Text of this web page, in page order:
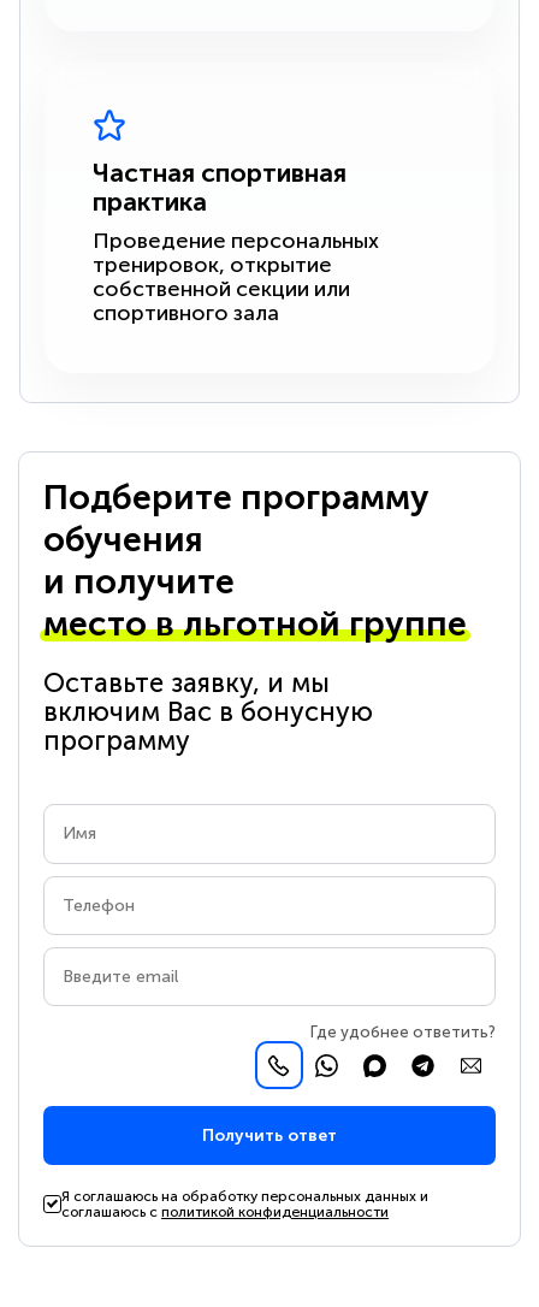
Частная спортивная
практика
Проведение персональных
тренировок, открытие
собственной секции или
спортивного зала
Подберите программу
обучения
и получите
место в льготной группе
Оставьте заявку, и мы
включим Вас в бонусную
программу
Где удобнее ответить?
Получить ответ
Я соглашаюсь на обработку персональных данных и
соглашаюсь сполитикой конфиденциальности